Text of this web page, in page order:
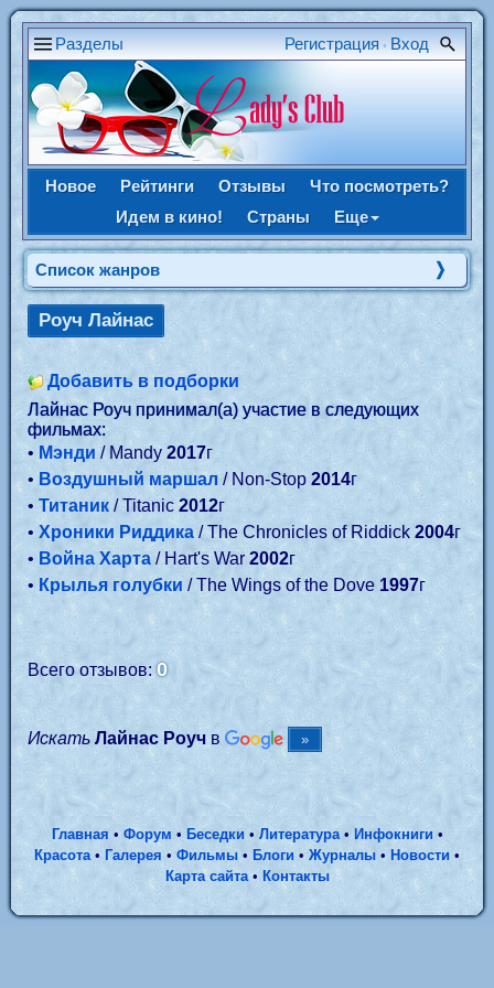
Разделы Регистрация • Вход
Новое Рейтинги Отзывы
Что посмотреть?
Идем в кино!
Страны Еще
Список жанров
Роуч Лайнас
Добавить в подборки
Лайнас Роуч принимал(а) участие в следующих
фильмах:
• Мэнди / Mandy2017г
• Воздушный маршал/ Non-Stop 2014г
• Титаник / Titanic 2012г
• Хроники Риддика/ The Chronicles of Riddick 2004г
• Война Харта / Hart's War 2002г
• Крылья голубки / The Wings of the Dove 1997г
Всего отзывов:0
Искать Лайнас Роучв
Главная • Форум• Беседки• Литература• Инфокниги•
Красота• Галерея • Фильмы • Блоги • Журналы • Новости •
Карта сайта• Контакты